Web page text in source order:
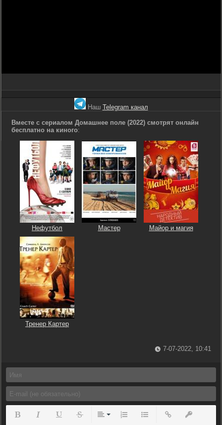
Наш Telegram канал
Вместе с сериалом Домашнее поле (2022) смотрят онлайн
бесплатно на киного:
Нефутбол Мастер Майор и магия
Тренер Картер
7-07-2022, 10:41